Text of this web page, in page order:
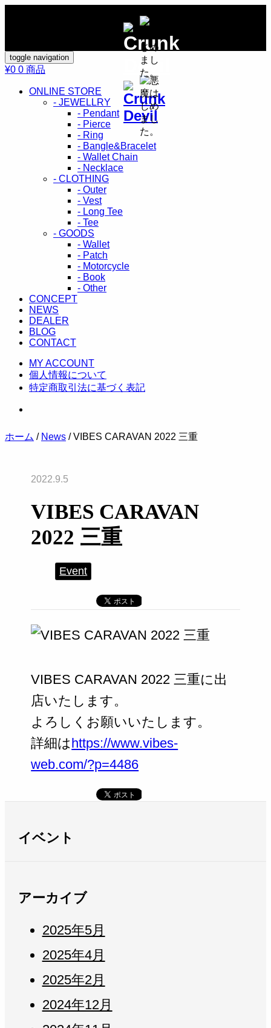
toggle navigation
¥0 0 商品
ONLINE STORE
- JEWELLRY
- Pendant
- Pierce
- Ring
- Bangle&Bracelet
- Wallet Chain
- Necklace
- CLOTHING
- Outer
- Vest
- Long Tee
- Tee
- GOODS
- Wallet
- Patch
- Motorcycle
- Book
- Other
CONCEPT
NEWS
DEALER
BLOG
CONTACT
MY ACCOUNT
個人情報について
特定商取引法に基づく表記
ホーム / News / VIBES CARAVAN 2022 三重
2022.9.5
VIBES CARAVAN
2022 三重
Event
VIBES CARAVAN 2022 三重に出
店いたします。
よろしくお願いいたします。
詳細はhttps://www.vibes-
web.com/?p=4486
イベント
アーカイブ
2025年5月
2025年4月
2025年2月
2024年12月